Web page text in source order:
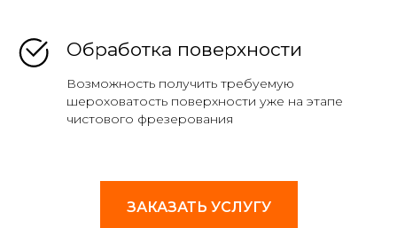
Обработка поверхности
Возможность получить требуемую
шероховатость поверхности уже на этапе
чистового фрезерования
ЗАКАЗАТЬ УСЛУГУ